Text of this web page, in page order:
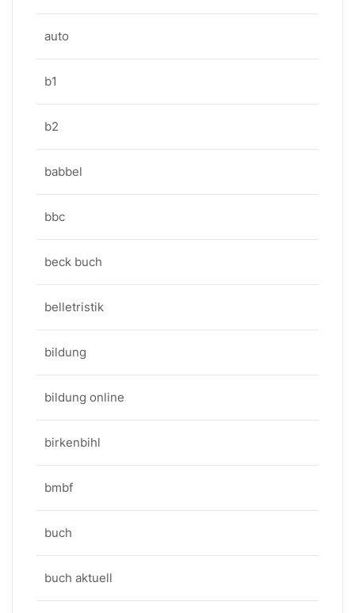
auto
b1
b2
babbel
bbc
beck buch
belletristik
bildung
bildung online
birkenbihl
bmbf
buch
buch aktuell